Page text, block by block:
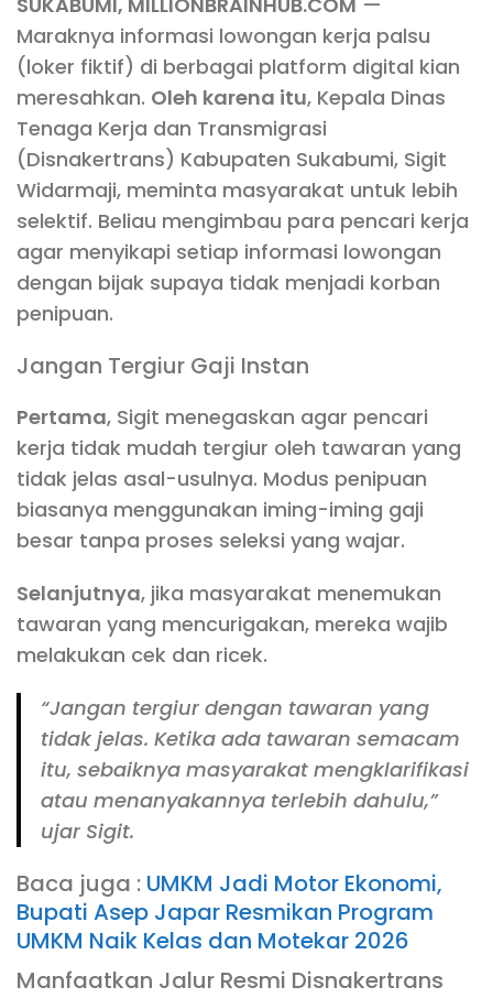
Maraknya informasi lowongan kerja palsu
(loker fiktif) di berbagai platform digital kian
meresahkan. Oleh karena itu, Kepala Dinas
Tenaga Kerja dan Transmigrasi
(Disnakertrans) Kabupaten Sukabumi, Sigit
Widarmaji, meminta masyarakat untuk lebih
selektif. Beliau mengimbau para pencari kerja
agar menyikapi setiap informasi lowongan
dengan bijak supaya tidak menjadi korban
penipuan.
Jangan Tergiur Gaji Instan
Pertama, Sigit menegaskan agar pencari
kerja tidak mudah tergiur oleh tawaran yang
tidak jelas asal-usulnya. Modus penipuan
biasanya menggunakan iming-iming gaji
besar tanpa proses seleksi yang wajar.
Selanjutnya, jika masyarakat menemukan
tawaran yang mencurigakan, mereka wajib
melakukan cek dan ricek.
“Jangan tergiur dengan tawaran yang
tidak jelas. Ketika ada tawaran semacam
itu, sebaiknya masyarakat mengklarifikasi
atau menanyakannya terlebih dahulu,”
ujar Sigit.
Baca juga : UMKM Jadi Motor Ekonomi,
Bupati Asep Japar Resmikan Program
UMKM Naik Kelas dan Motekar 2026
Manfaatkan Jalur Resmi Disnakertrans